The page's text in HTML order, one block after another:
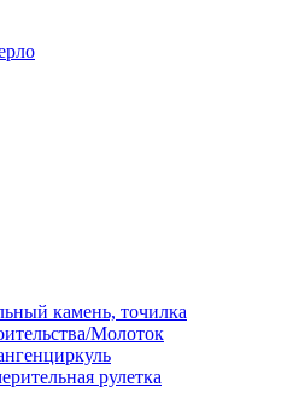
камень, точилка
Молоток
рулетка